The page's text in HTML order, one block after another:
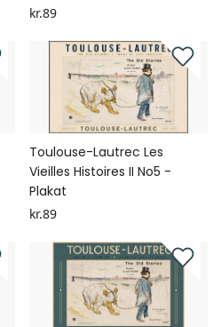
kr.89
Toulouse-Lautrec Les
Vieilles Histoires II No5 -
Plakat
kr.89